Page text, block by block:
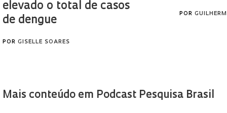
elevado o total de casos
de dengue
POR GISELLE SOARES
POR
Mais conteúdo em Podcast Pesquisa Brasil